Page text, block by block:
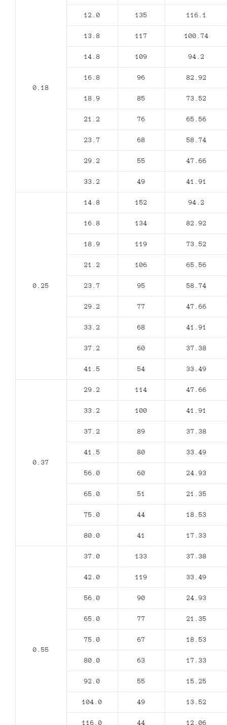
0.18
12.0 135 116.1
13.8 117 100.74
14.8 109 94.2
16.8 96 82.92
18.9 85 73.52
21.2 76 65.56
23.7 68 58.74
29.2 55 47.66
33.2 49 41.91
0.25
14.8 152 94.2
16.8 134 82.92
18.9 119 73.52
21.2 106 65.56
23.7 95 58.74
29.2 77 47.66
33.2 68 41.91
37.2 60 37.38
41.5 54 33.49
0.37
29.2 114 47.66
33.2 100 41.91
37.2 89 37.38
41.5 80 33.49
56.0 60 24.93
65.0 51 21.35
75.0 44 18.53
80.0 41 17.33
0.55
37.0 133 37.38
42.0 119 33.49
56.0 90 24.93
65.0 77 21.35
75.0 67 18.53
80.0 63 17.33
92.0 55 15.25
104.0 49 13.52
116.0 44 12.06